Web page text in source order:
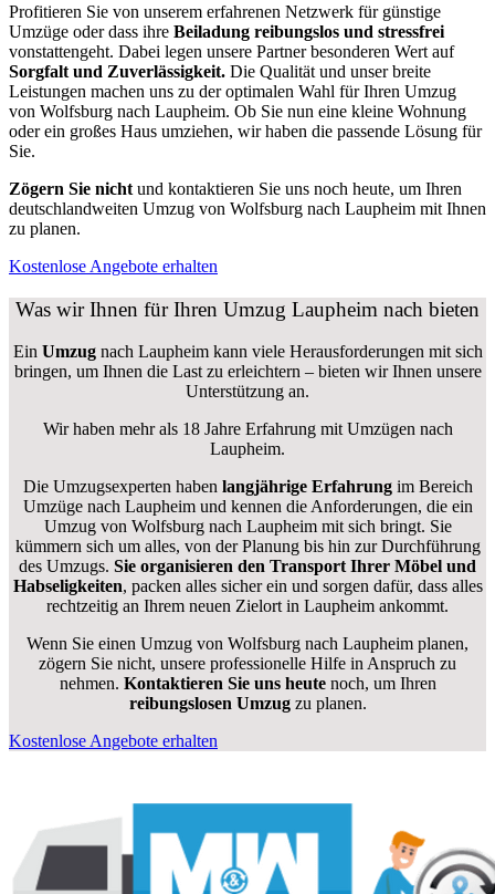
Profitieren Sie von unserem erfahrenen Netzwerk für günstige
Umzüge oder dass ihre Beiladung reibungslos und stressfrei
vonstattengeht. Dabei legen unsere Partner besonderen Wert auf
Sorgfalt und Zuverlässigkeit. Die Qualität und unser breite
Leistungen machen uns zu der optimalen Wahl für Ihren Umzug
von Wolfsburg nach Laupheim. Ob Sie nun eine kleine Wohnung
oder ein großes Haus umziehen, wir haben die passende Lösung für
Sie.
Zögern Sie nicht und kontaktieren Sie uns noch heute, um Ihren
deutschlandweiten Umzug von Wolfsburg nach Laupheim mit Ihnen
zu planen.
Kostenlose Angebote erhalten
Was wir Ihnen für Ihren Umzug Laupheim nach bieten
Ein Umzugnach Laupheim kann viele Herausforderungen mit sich
bringen, um Ihnen die Last zu erleichtern – bieten wir Ihnen unsere
Unterstützung an.
Wir haben mehr als 18 Jahre Erfahrung mit Umzügen nach
Laupheim.
Die Umzugsexperten haben langjährige Erfahrungim Bereich
Umzüge nach Laupheim und kennen die Anforderungen, die ein
Umzug von Wolfsburg nach Laupheim mit sich bringt. Sie
kümmern sich um alles, von der Planung bis hin zur Durchführung
des Umzugs. Sie organisieren den Transport Ihrer Möbel und
Habseligkeiten, packen alles sicher ein und sorgen dafür, dass alles
rechtzeitig an Ihrem neuen Zielort in Laupheim ankommt.
Wenn Sie einen Umzug von Wolfsburg nach Laupheim planen,
zögern Sie nicht, unsere professionelle Hilfe in Anspruch zu
nehmen. Kontaktieren Sie uns heutenoch, um Ihren
reibungslosen Umzugzu planen.
Kostenlose Angebote erhalten